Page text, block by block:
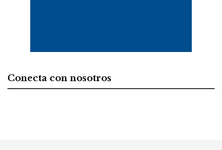
Conecta con nosotros